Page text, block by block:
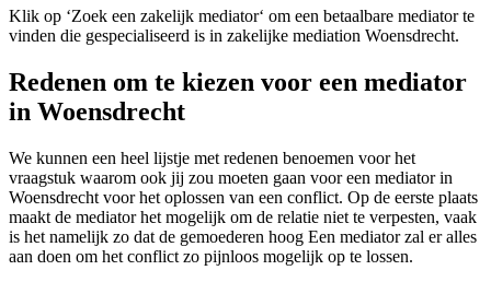
Klik op ‘Zoek een zakelijk mediator‘ om een betaalbare mediator te
vinden die gespecialiseerd is in zakelijke mediation Woensdrecht.
Redenen om te kiezen voor een mediator
in Woensdrecht
We kunnen een heel lijstje met redenen benoemen voor het
vraagstuk waarom ook jij zou moeten gaan voor een mediator in
Woensdrecht voor het oplossen van een conflict. Op de eerste plaats
maakt de mediator het mogelijk om de relatie niet te verpesten, vaak
is het namelijk zo dat de gemoederen hoog Een mediator zal er alles
aan doen om het conflict zo pijnloos mogelijk op te lossen.